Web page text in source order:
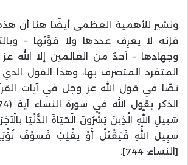
ونشير للأهمية العظمى أيضًا هنا أن
فإنه لا يَعرِف عددَها ولا قوَّتَها –
وجهادها – أحدٌ من العالمين إلا الله
المتفرد المتصرف بها، وهذا القول
نصًّا في قول الله عز وجل في آيات
سَبِيلِ اللَّهِ الَّذِينَ يَشْرُونَ الْحَيَاةَ الدُّنْيَا
سَبِيلِ اللَّهِ فَيُقْتَلْ أَوْ يَغْلِبْ فَسَوْفَ
[النساء: 744].